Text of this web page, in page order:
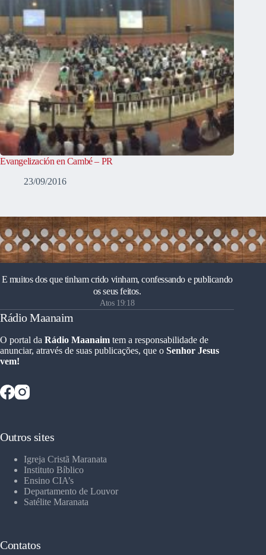
Evangelización en Cambé – PR
23/09/2016
E muitos dos que tinham crido vinham, confessando e publicando
os seus feitos.
Atos 19:18
Rádio Maanaim
O portal da Rádio Maanaim tem a responsabilidade de
anunciar, através de suas publicações, que o Senhor Jesus
vem!
Outros sites
Igreja Cristã Maranata
Instituto Bíblico
Ensino CIA’s
Departamento de Louvor
Satélite Maranata
Contatos